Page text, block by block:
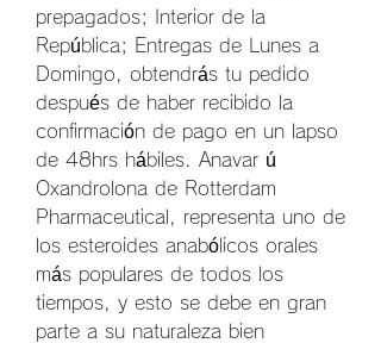
prepagados; Interior de la
República; Entregas de Lunes a
Domingo, obtendrás tu pedido
después de haber recibido la
confirmación de pago en un lapso
de 48hrs hábiles. Anavar ú
Oxandrolona de Rotterdam
Pharmaceutical, representa uno de
los esteroides anabólicos orales
más populares de todos los
tiempos, y esto se debe en gran
parte a su naturaleza bien